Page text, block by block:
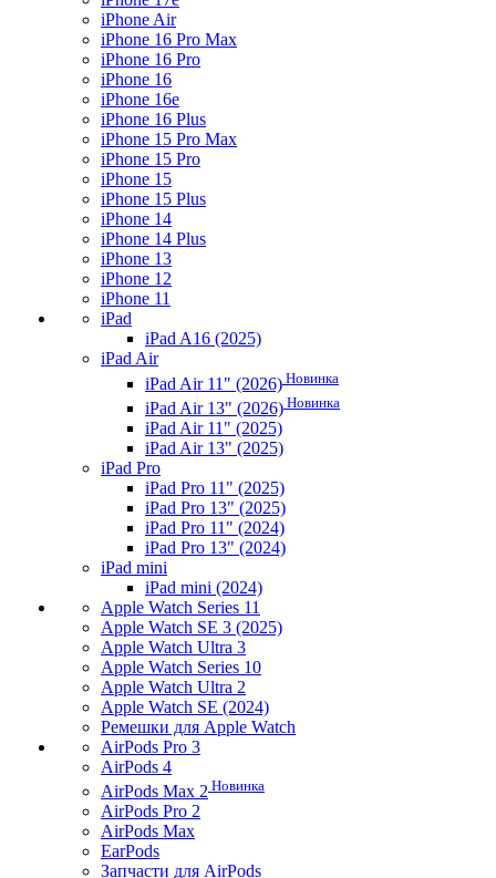
iPhone Air
iPhone 16 Pro Max
iPhone 16 Pro
iPhone 16
iPhone 16e
iPhone 16 Plus
iPhone 15 Pro Max
iPhone 15 Pro
iPhone 15
iPhone 15 Plus
iPhone 14
iPhone 14 Plus
iPhone 13
iPhone 12
iPhone 11
iPad
iPad A16 (2025)
iPad Air
iPad Air 11" (2026) Новинка
iPad Air 13" (2026) Новинка
iPad Air 11" (2025)
iPad Air 13" (2025)
iPad Pro
iPad Pro 11" (2025)
iPad Pro 13" (2025)
iPad Pro 11" (2024)
iPad Pro 13" (2024)
iPad mini
iPad mini (2024)
Apple Watch Series 11
Apple Watch SE 3 (2025)
Apple Watch Ultra 3
Apple Watch Series 10
Apple Watch Ultra 2
Apple Watch SE (2024)
Ремешки для Apple Watch
AirPods Pro 3
AirPods 4
AirPods Max 2 Новинка
AirPods Pro 2
AirPods Max
EarPods
Запчасти для AirPods